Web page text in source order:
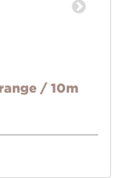
/ 10m